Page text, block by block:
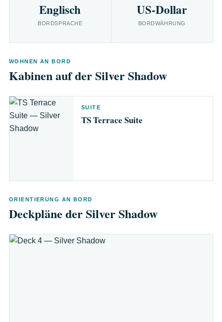
Englisch
BORDSPRACHE
US-Dollar
BORDWÄHRUNG
WOHNEN AN BORD
Kabinen auf der Silver Shadow
SUITE
TS Terrace Suite
ORIENTIERUNG AN BORD
Deckpläne der Silver Shadow